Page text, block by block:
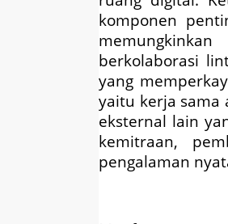
komponen
berkolaborasi
yang
yaitu kerja sama
eksternal lain
kemitraan,
pengalaman